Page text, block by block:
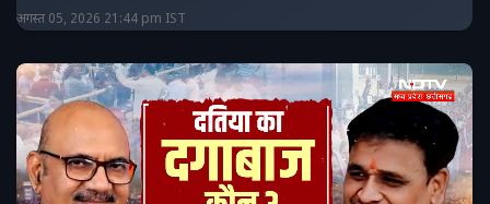
अगस्त 05, 2026 21:44 pm IST